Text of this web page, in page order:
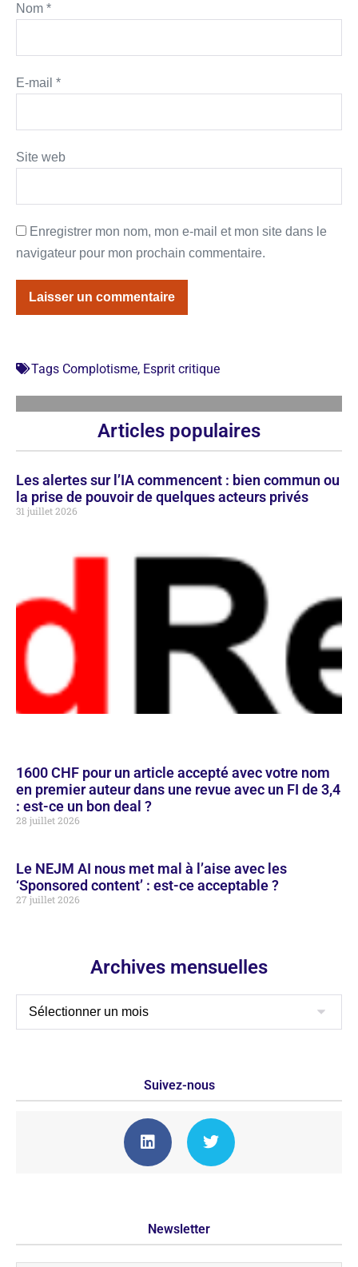
Nom *
E-mail *
Site web
Enregistrer mon nom, mon e-mail et mon site dans le
navigateur pour mon prochain commentaire.
Tags Complotisme, Esprit critique
Articles populaires
Les alertes sur l’IA commencent : bien commun ou
la prise de pouvoir de quelques acteurs privés
31 juillet 2026
1600 CHF pour un article accepté avec votre nom
en premier auteur dans une revue avec un FI de 3,4
: est-ce un bon deal ?
28 juillet 2026
Le NEJM AI nous met mal à l’aise avec les
‘Sponsored content’ : est-ce acceptable ?
27 juillet 2026
Archives mensuelles
Suivez-nous
Newsletter